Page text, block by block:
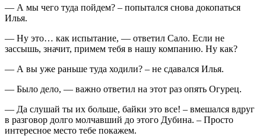
— А мы чего туда пойдем? – попытался снова докопаться
Илья.
— Ну это… как испытание, — ответил Сало. Если не
зассышь, значит, примем тебя в нашу компанию. Ну как?
— А вы уже раньше туда ходили? – не сдавался Илья.
— Было дело, — важно ответил на этот раз опять Огурец.
— Да слушай ты их больше, байки это все! – вмешался вдруг
в разговор долго молчавший до этого Дубина. – Просто
интересное место тебе покажем.